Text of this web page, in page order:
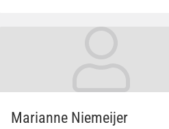
Marianne Niemeijer